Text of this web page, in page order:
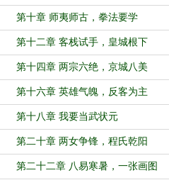
第十章 师夷师古，拳法要学
第十二章 客栈试手，皇城根下
第十四章 两宗六绝，京城八美
第十六章 英雄气魄，反客为主
第十八章 我要当武状元
第二十章 两女争锋，程氏乾阳
第二十二章 八易寒暑，一张画图